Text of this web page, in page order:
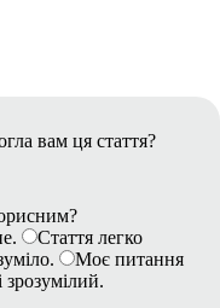
вам ця стаття?
Стаття легко
Моє питання